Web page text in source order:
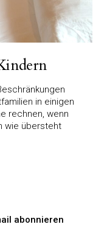
in einigen
rechnen, wenn
wie übersteht
abonnieren